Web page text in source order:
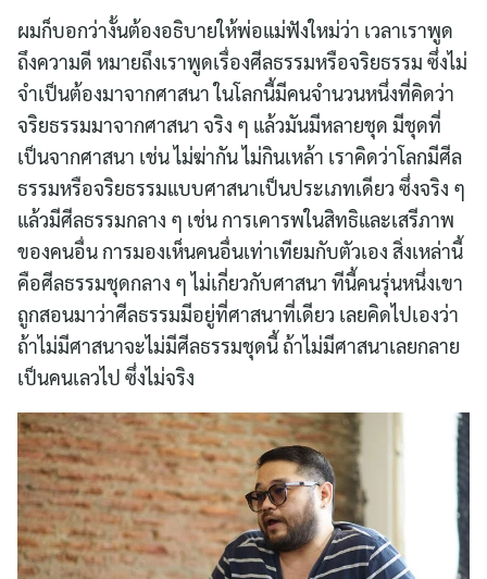
ผมก็บอกว่างั้นต้องอธิบายให้พ่อแม่ฟังใหม่ว่า เวลาเราพูด
ถึงความดี หมายถึงเราพูดเรื่องศีลธรรมหรือจริยธรรม ซึ่งไม่
จำเป็นต้องมาจากศาสนา ในโลกนี้มีคนจํานวนหนึ่งที่คิดว่า
จริยธรรมมาจากศาสนา จริง ๆ แล้วมันมีหลายชุด มีชุดที่
เป็นจากศาสนา เช่น ไม่ฆ่ากัน ไม่กินเหล้า เราคิดว่าโลกมีศีล
ธรรมหรือจริยธรรมแบบศาสนาเป็นประเภทเดียว ซึ่งจริง ๆ
แล้วมีศีลธรรมกลาง ๆ เช่น การเคารพในสิทธิและเสรีภาพ
ของคนอื่น การมองเห็นคนอื่นเท่าเทียมกับตัวเอง สิ่งเหล่านี้
คือศีลธรรมชุดกลาง ๆ ไม่เกี่ยวกับศาสนา ทีนี้คนรุ่นหนึ่งเขา
ถูกสอนมาว่าศีลธรรมมีอยู่ที่ศาสนาที่เดียว เลยคิดไปเองว่า
ถ้าไม่มีศาสนาจะไม่มีศีลธรรมชุดนี้ ถ้าไม่มีศาสนาเลยกลาย
เป็นคนเลวไป ซึ่งไม่จริง